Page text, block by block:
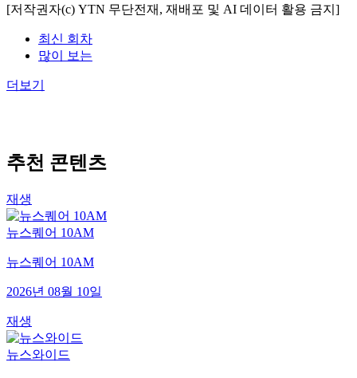
[저작권자(c) YTN 무단전재, 재배포 및 AI 데이터 활용 금지]
최신 회차
많이 보는
더보기
추천 콘텐츠
재생
뉴스퀘어 10AM
뉴스퀘어 10AM
2026년 08월 10일
재생
뉴스와이드